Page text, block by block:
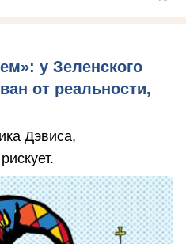
у Зеленского
от реальности,
Дэвиса,